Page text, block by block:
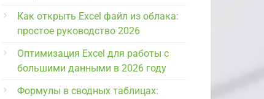
Как открыть Excel файл из облака:
простое руководство 2026
Оптимизация Excel для работы с
большими данными в 2026 году
Формулы в сводных таблицах: